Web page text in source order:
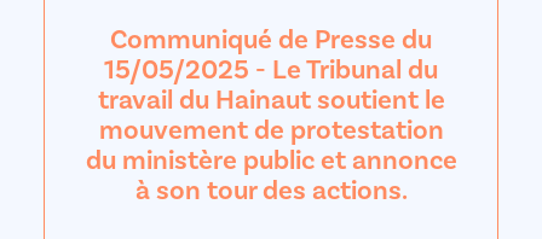
Communiqué de Presse du
15/05/2025 - Le Tribunal du
travail du Hainaut soutient le
mouvement de protestation
du ministère public et annonce
à son tour des actions.